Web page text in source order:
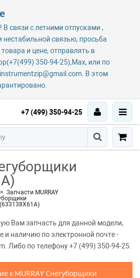
связи с летними отпусками ,
нестабильной связью, просьба
и цене, отправлять в
350-94-25),Max, или по
В этом
+7 (499) 350-94-25
Запчасти MURRAY
Вам запчасть для данной модели,
и наличию по электронной почте -
Либо по телефону +7 (499) 350-94-25.
к MURRAY Снегуборщики